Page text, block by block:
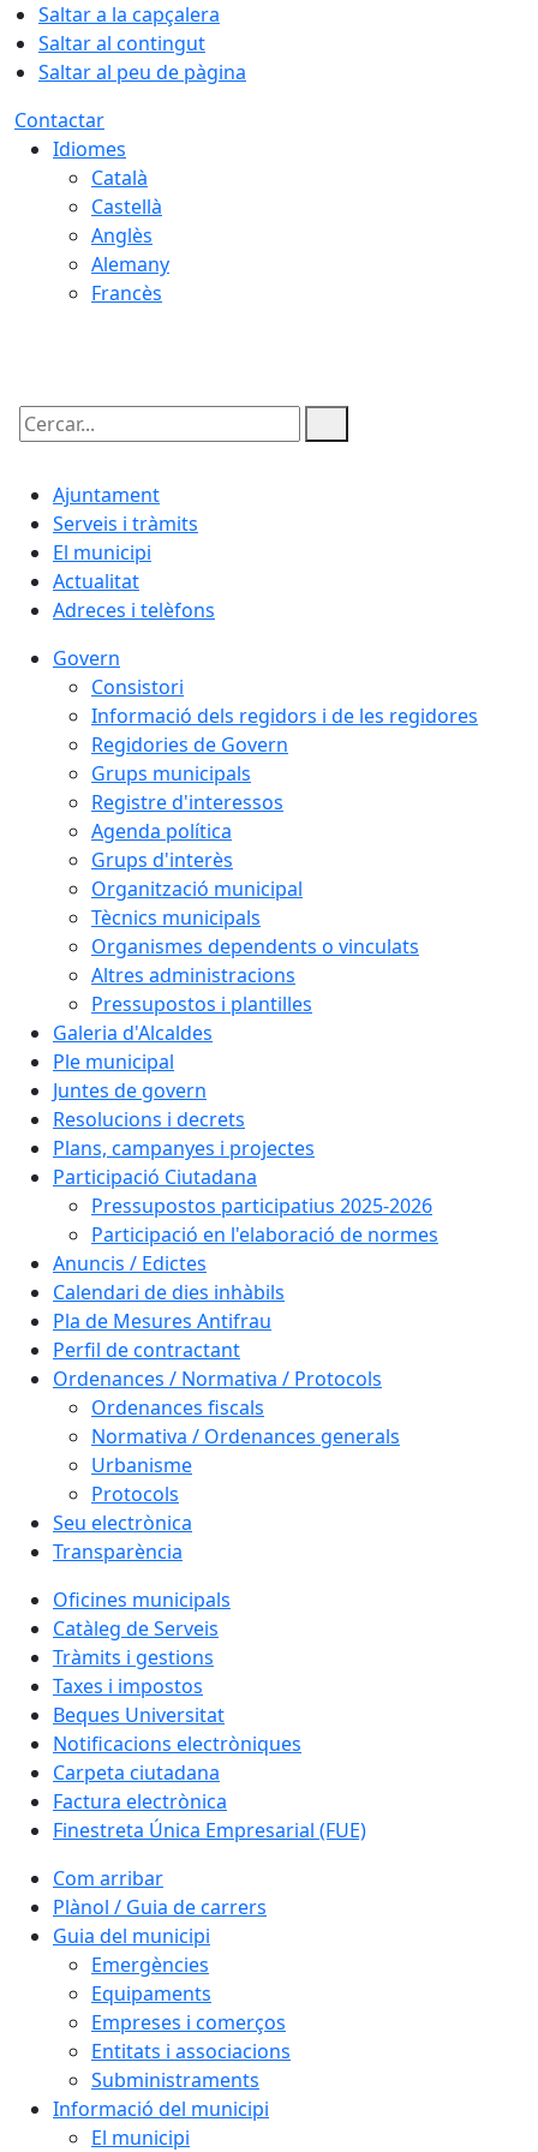
Saltar a la capçalera
Saltar al contingut
Saltar al peu de pàgina
Contactar
Idiomes
Català
Castellà
Anglès
Alemany
Francès
Cercar:
Ajuntament
Serveis i tràmits
El municipi
Actualitat
Adreces i telèfons
Govern
Consistori
Informació dels regidors i de les regidores
Regidories de Govern
Grups municipals
Registre d'interessos
Agenda política
Grups d'interès
Organització municipal
Tècnics municipals
Organismes dependents o vinculats
Altres administracions
Pressupostos i plantilles
Galeria d'Alcaldes
Ple municipal
Juntes de govern
Resolucions i decrets
Plans, campanyes i projectes
Participació Ciutadana
Pressupostos participatius 2025-2026
Participació en l'elaboració de normes
Anuncis / Edictes
Calendari de dies inhàbils
Pla de Mesures Antifrau
Perfil de contractant
Ordenances / Normativa / Protocols
Ordenances fiscals
Normativa / Ordenances generals
Urbanisme
Protocols
Seu electrònica
Transparència
Oficines municipals
Catàleg de Serveis
Tràmits i gestions
Taxes i impostos
Beques Universitat
Notificacions electròniques
Carpeta ciutadana
Factura electrònica
Finestreta Única Empresarial (FUE)
Com arribar
Plànol / Guia de carrers
Guia del municipi
Emergències
Equipaments
Empreses i comerços
Entitats i associacions
Subministraments
Informació del municipi
El municipi